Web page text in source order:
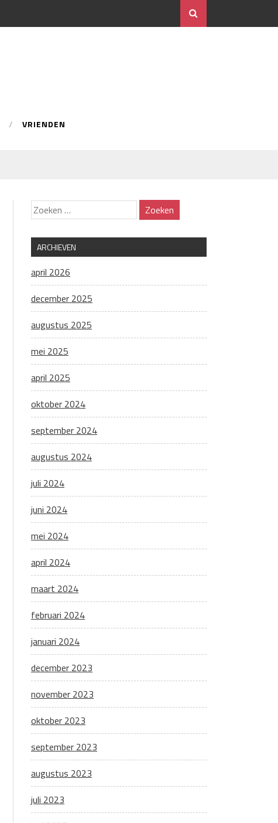
VRIENDEN
ARCHIEVEN
april 2026
december 2025
augustus 2025
mei 2025
april 2025
oktober 2024
september 2024
augustus 2024
juli 2024
juni 2024
mei 2024
april 2024
maart 2024
februari 2024
januari 2024
december 2023
november 2023
oktober 2023
september 2023
augustus 2023
juli 2023